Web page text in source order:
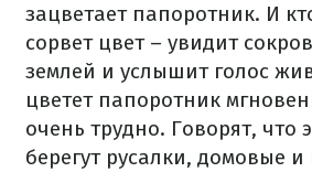
зацветает папоротник. И
сорвет цвет – увидит
землей и услышит голос
цветет папоротник
очень трудно. Говорят, что
берегут русалки, домовые